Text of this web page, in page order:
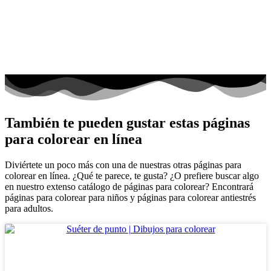
También te pueden gustar estas páginas
para colorear en línea
Diviértete un poco más con una de nuestras otras páginas para
colorear en línea. ¿Qué te parece, te gusta? ¿O prefiere buscar algo
en nuestro extenso catálogo de páginas para colorear? Encontrará
páginas para colorear para niños y páginas para colorear antiestrés
para adultos.